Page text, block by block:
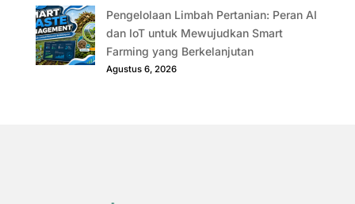
Pengelolaan Limbah Pertanian: Peran AI
dan IoT untuk Mewujudkan Smart
Farming yang Berkelanjutan
Agustus 6, 2026